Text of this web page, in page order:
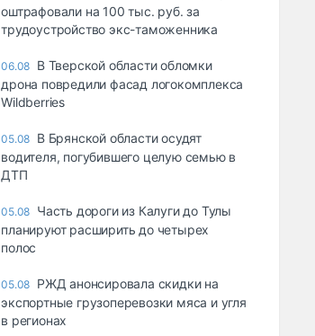
оштрафовали на 100 тыс. руб. за
трудоустройство экс-таможенника
06.08 В Тверской области обломки
дрона повредили фасад логокомплекса
Wildberries
05.08 В Брянской области осудят
водителя, погубившего целую семью в
ДТП
05.08 Часть дороги из Калуги до Тулы
планируют расширить до четырех
полос
05.08 РЖД анонсировала скидки на
экспортные грузоперевозки мяса и угля
в регионах